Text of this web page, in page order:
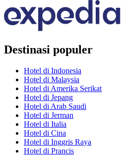
Destinasi populer
Hotel di Indonesia
Hotel di Malaysia
Hotel di Amerika Serikat
Hotel di Jepang
Hotel di Arab Saudi
Hotel di Jerman
Hotel di Italia
Hotel di Cina
Hotel di Inggris Raya
Hotel di Prancis